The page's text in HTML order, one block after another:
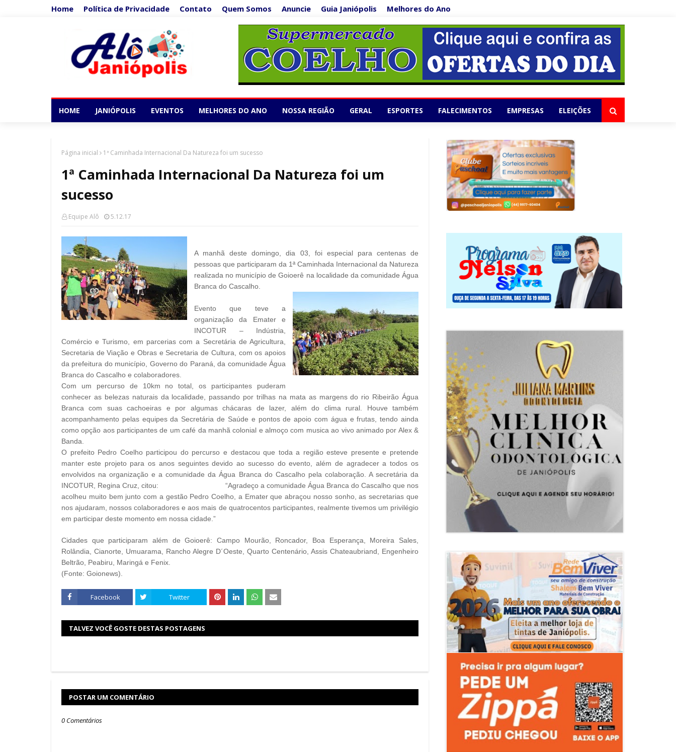
Home Política de Privacidade Contato Quem Somos Anuncie Guia Janiópolis Melhores do Ano
HOME JANIÓPOLIS EVENTOS MELHORES DO ANO NOSSA REGIÃO GERAL ESPORTES FALECIMENTOS EMPRESAS ELEIÇÕES
Página inicial 1ª Caminhada Internacional Da Natureza foi um sucesso
1ª Caminhada Internacional Da Natureza foi um
sucesso
Equipe Alô 5.12.17
A manhã deste domingo, dia 03, foi especial para centenas de
pessoas que participaram da 1ª Caminhada Internacional da Natureza
realizada no município de Goioerê na localidade da comunidade Água
Branca do Cascalho.
Evento que teve a
organização da Emater e
INCOTUR – Indústria,
Comércio e Turismo, em parcerias com a Secretária de Agricultura,
Secretaria de Viação e Obras e Secretaria de Cultura, com os apoios
da prefeitura do município, Governo do Paraná, da comunidade Água
Branca do Cascalho e colaboradores.
Com um percurso de 10km no total, os participantes puderam
conhecer as belezas naturais da localidade, passando por trilhas na mata as margens do rio Ribeirão Água
Branca com suas cachoeiras e por algumas chácaras de lazer, além do clima rural. Houve também
acompanhamento pelas equipes da Secretária de Saúde e pontos de apoio com água e frutas, tendo ainda
como opção aos participantes de um café da manhã colonial e almoço com musica ao vivo animado por Alex &
Banda.
O prefeito Pedro Coelho participou do percurso e destacou que toda a região esteve presente e pretende
manter este projeto para os anos seguintes devido ao sucesso do evento, além de agradecer a todos os
envolvidos na organização e a comunidade da Água Branca do Cascalho pela colaboração. A secretária da
INCOTUR, Regina Cruz, citou: “Agradeço a comunidade Água Branca do Cascalho que nos
acolheu muito bem junto com a gestão Pedro Coelho, a Emater que abraçou nosso sonho, as secretarias que
nos ajudaram, nossos colaboradores e aos mais de quatrocentos participantes, realmente tivemos um privilégio
em participar deste momento em nossa cidade.”
Cidades que participaram além de Goioerê: Campo Mourão, Roncador, Boa Esperança, Moreira Sales,
Rolândia, Cianorte, Umuarama, Rancho Alegre D´Oeste, Quarto Centenário, Assis Chateaubriand, Engenheiro
Beltrão, Peabiru, Maringá e Fenix.
(Fonte: Goionews).
Facebook Twitter
TALVEZ VOCÊ GOSTE DESTAS POSTAGENS
POSTAR UM COMENTÁRIO
0 Comentários